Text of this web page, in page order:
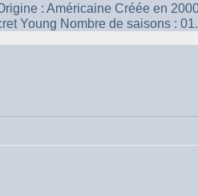
: Américaine Créée en
Nombre de saisons :